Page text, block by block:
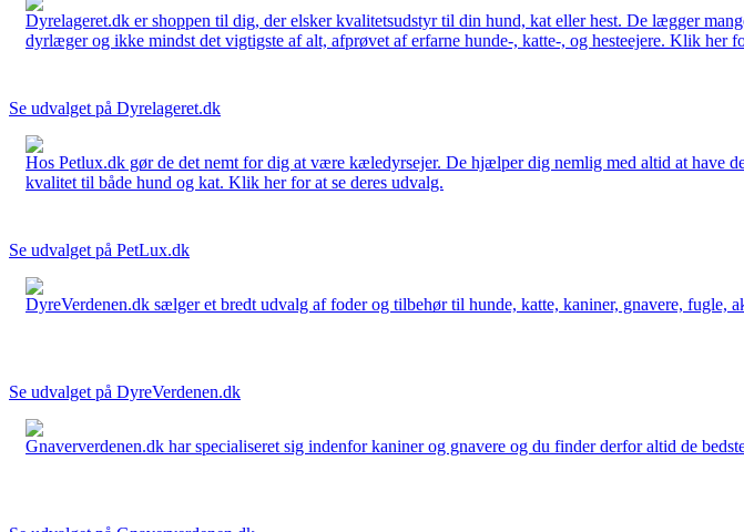
Dyrelageret.dk er shoppen til dig, der elsker kvalitetsudstyr til din hund, kat eller hest. De lægger
dyrlæger og ikke mindst det vigtigste af alt, afprøvet af erfarne hunde-, katte-, og hesteejere. Klik her
Se udvalget på Dyrelageret.dk
Hos Petlux.dk gør de det nemt for dig at være kæledyrsejer. De hjælper dig nemlig med altid at have
kvalitet til både hund og kat. Klik her for at se deres udvalg.
Se udvalget på PetLux.dk
DyreVerdenen.dk sælger et bredt udvalg af foder og tilbehør til hunde, katte, kaniner, gnavere, fugle,
Se udvalget på DyreVerdenen.dk
Gnaververdenen.dk har specialiseret sig indenfor kaniner og gnavere og du finder derfor altid de